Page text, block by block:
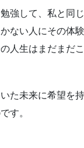
強して、私と同じ
ない人にその体験
人生はまだまだこ
た未来に希望を持
す。